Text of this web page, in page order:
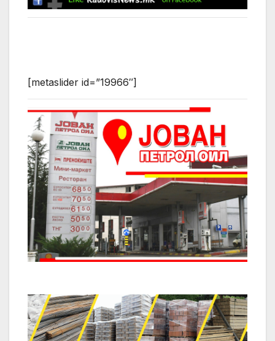
[metaslider id=”19966″]